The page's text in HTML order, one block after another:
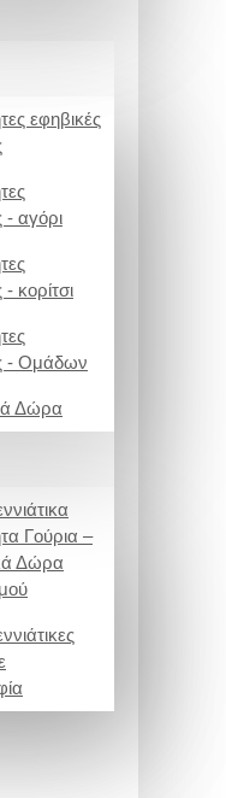
εφηβικές
αγόρι
κορίτσι
- Ομάδων
Δώρα
Γούρια –
Δώρα